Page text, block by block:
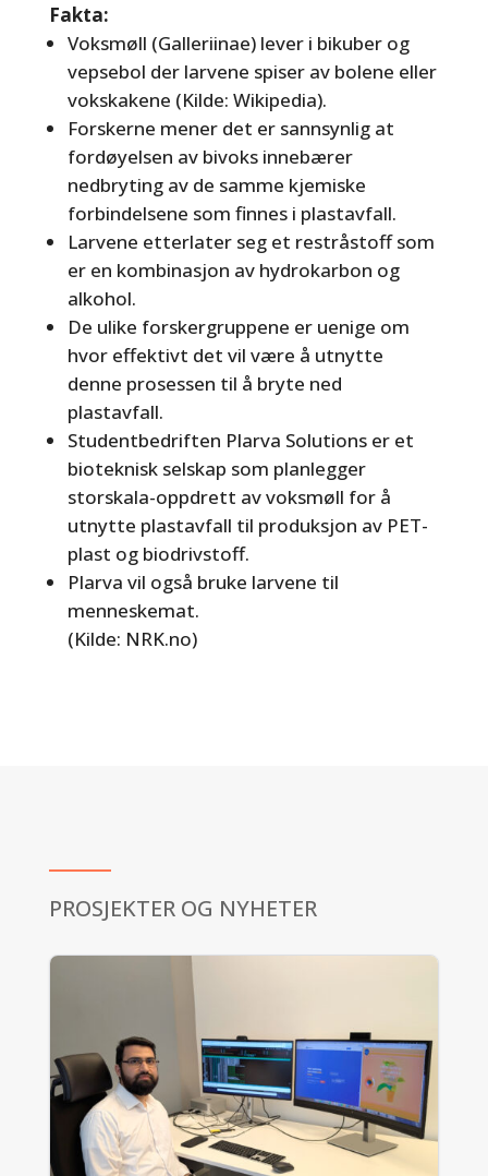
Fakta:
Voksmøll (Galleriinae) lever i bikuber og
vepsebol der larvene spiser av bolene eller
vokskakene (Kilde: Wikipedia).
Forskerne mener det er sannsynlig at
fordøyelsen av bivoks innebærer
nedbryting av de samme kjemiske
forbindelsene som finnes i plastavfall.
Larvene etterlater seg et restråstoff som
er en kombinasjon av hydrokarbon og
alkohol.
De ulike forskergruppene er uenige om
hvor effektivt det vil være å utnytte
denne prosessen til å bryte ned
plastavfall.
Studentbedriften Plarva Solutions er et
bioteknisk selskap som planlegger
storskala-oppdrett av voksmøll for å
utnytte plastavfall til produksjon av PET-
plast og biodrivstoff.
Plarva vil også bruke larvene til
menneskemat.
(Kilde: NRK.no)
PROSJEKTER OG NYHETER